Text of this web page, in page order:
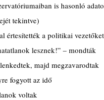
is hasonló
tekintve)
értesítették a politikai vezetőket
lesznek!” – mondták
majd megzavarodtak
fogyott az idő
voltak